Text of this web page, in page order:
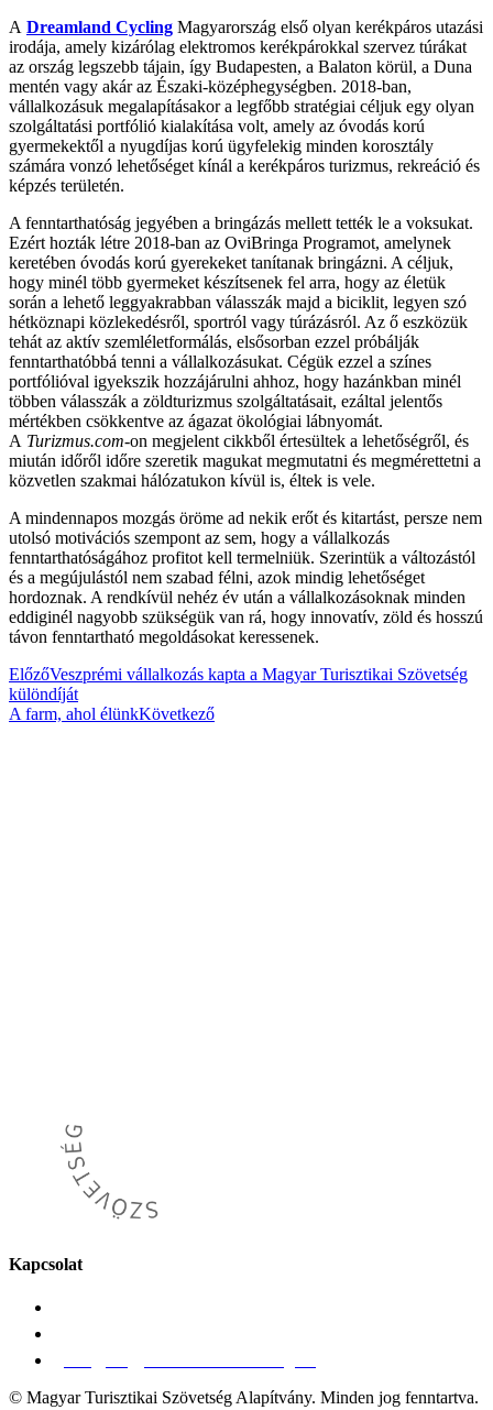
A Dreamland Cycling Magyarország első olyan kerékpáros utazási
irodája, amely kizárólag elektromos kerékpárokkal szervez túrákat
az ország legszebb tájain, így Budapesten, a Balaton körül, a Duna
mentén vagy akár az Északi-középhegységben. 2018-ban,
vállalkozásuk megalapításakor a legfőbb stratégiai céljuk egy olyan
szolgáltatási portfólió kialakítása volt, amely az óvodás korú
gyermekektől a nyugdíjas korú ügyfelekig minden korosztály
számára vonzó lehetőséget kínál a kerékpáros turizmus, rekreáció és
képzés területén.
A fenntarthatóság jegyében a bringázás mellett tették le a voksukat.
Ezért hozták létre 2018-ban az OviBringa Programot, amelynek
keretében óvodás korú gyerekeket tanítanak bringázni. A céljuk,
hogy minél több gyermeket készítsenek fel arra, hogy az életük
során a lehető leggyakrabban válasszák majd a biciklit, legyen szó
hétköznapi közlekedésről, sportról vagy túrázásról. Az ő eszközük
tehát az aktív szemléletformálás, elsősorban ezzel próbálják
fenntarthatóbbá tenni a vállalkozásukat. Cégük ezzel a színes
portfólióval igyekszik hozzájárulni ahhoz, hogy hazánkban minél
többen válasszák a zöldturizmus szolgáltatásait, ezáltal jelentős
mértékben csökkentve az ágazat ökológiai lábnyomát.
A Turizmus.com-on megjelent cikkből értesültek a lehetőségről, és
miután időről időre szeretik magukat megmutatni és megmérettetni a
közvetlen szakmai hálózatukon kívül is, éltek is vele.
A mindennapos mozgás öröme ad nekik erőt és kitartást, persze nem
utolsó motivációs szempont az sem, hogy a vállalkozás
fenntarthatóságához profitot kell termelniük. Szerintük a változástól
és a megújulástól nem szabad félni, azok mindig lehetőséget
hordoznak. A rendkívül nehéz év után a vállalkozásoknak minden
eddiginél nagyobb szükségük van rá, hogy innovatív, zöld és hosszú
távon fenntartható megoldásokat keressenek.
ElőzőVeszprémi vállalkozás kapta a Magyar Turisztikai Szövetség
különdíját
A farm, ahol élünkKövetkező
Kapcsolat
© Magyar Turisztikai Szövetség Alapítvány. Minden jog fenntartva.